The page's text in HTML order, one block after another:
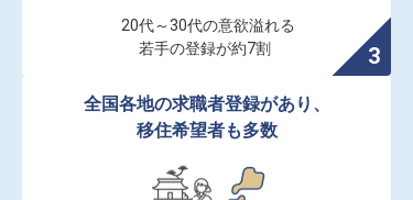
20代～30代の意欲溢れる
若手の登録が約7割
全国各地の求職者登録があり、
移住希望者も多数